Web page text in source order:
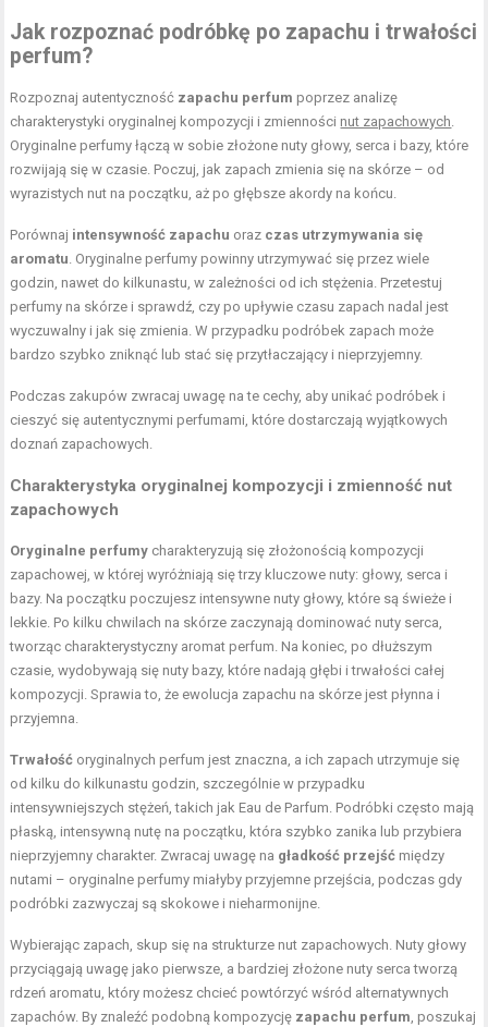
Jak rozpoznać podróbkę po zapachu i trwałości
perfum?
Rozpoznaj autentyczność zapachu perfum poprzez analizę
charakterystyki oryginalnej kompozycji i zmienności nut zapachowych
Oryginalne perfumy łączą w sobie złożone nuty głowy, serca i bazy, które
rozwijają się w czasie. Poczuj, jak zapach zmienia się na skórze – od
wyrazistych nut na początku, aż po głębsze akordy na końcu.
Porównaj intensywność zapachu oraz czas utrzymywania się
aromatu . Oryginalne perfumy powinny utrzymywać się przez wiele
godzin, nawet do kilkunastu, w zależności od ich stężenia. Przetestuj
perfumy na skórze i sprawdź, czy po upływie czasu zapach nadal jest
wyczuwalny i jak się zmienia. W przypadku podróbek zapach może
bardzo szybko zniknąć lub stać się przytłaczający i nieprzyjemny.
Podczas zakupów zwracaj uwagę na te cechy, aby unikać podróbek i
cieszyć się autentycznymi perfumami, które dostarczają wyjątkowych
doznań zapachowych.
Charakterystyka oryginalnej kompozycji i zmienność nut
zapachowych
Oryginalne perfumy charakteryzują się złożonością kompozycji
zapachowej, w której wyróżniają się trzy kluczowe nuty: głowy, serca i
bazy. Na początku poczujesz intensywne nuty głowy, które są świeże i
lekkie. Po kilku chwilach na skórze zaczynają dominować nuty serca,
tworząc charakterystyczny aromat perfum. Na koniec, po dłuższym
czasie, wydobywają się nuty bazy, które nadają głębi i trwałości całej
kompozycji. Sprawia to, że ewolucja zapachu na skórze jest płynna i
przyjemna.
Trwałość oryginalnych perfum jest znaczna, a ich zapach utrzymuje się
od kilku do kilkunastu godzin, szczególnie w przypadku
intensywniejszych stężeń, takich jak Eau de Parfum. Podróbki często mają
płaską, intensywną nutę na początku, która szybko zanika lub przybiera
nieprzyjemny charakter. Zwracaj uwagę na gładkość przejść między
nutami – oryginalne perfumy miałyby przyjemne przejścia, podczas gdy
podróbki zazwyczaj są skokowe i nieharmonijne.
Wybierając zapach, skup się na strukturze nut zapachowych. Nuty głowy
przyciągają uwagę jako pierwsze, a bardziej złożone nuty serca tworzą
rdzeń aromatu, który możesz chcieć powtórzyć wśród alternatywnych
zapachów. By znaleźć podobną kompozycję zapachu perfum , poszukaj